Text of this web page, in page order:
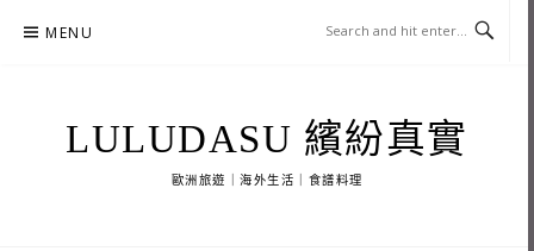
MENU
LULUDASU 繽紛真實
歐洲旅遊｜海外生活｜食譜料理